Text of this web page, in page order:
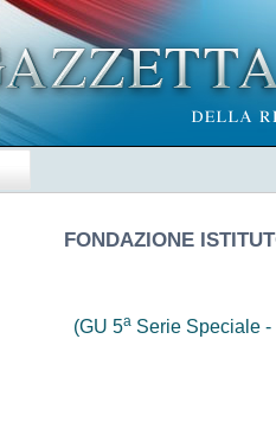
FONDAZIONE
(GU 5aSerie Speciale -